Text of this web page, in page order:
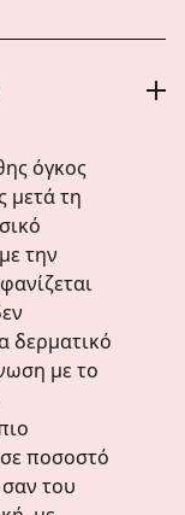
όγκος
μετά τη
την
δερματικό
με το
σε ποσοστό
του